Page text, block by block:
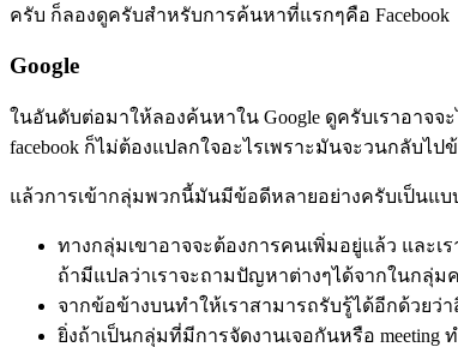
ครับ ก็ลองดูครับสำหรับการค้นหาที่แรกๆคือ Facebook
Google
ในอันดับต่อมาให้ลองค้นหาใน Google ดูครับเราอาจจ
facebook ก็ไม่ต้องแปลกใจอะไรเพราะมันจะวนกลับไป
แล้วการเข้ากลุ่มพวกนี้มันมีข้อดีหลายอย่างครับเป็นแบ
ทางกลุ่มเขาอาจจะต้องการคนเพิ่มอยู่แล้ว และเ
ถ้ามีแปลว่าเราจะถามปัญหาต่างๆได้จากในกลุ่ม
จากข้อข้างบนทำให้เราสามารถรับรู้ได้อีกด้วยว่
ยิ่งถ้าเป็นกลุ่มที่มีการจัดงานเจอกันหรือ meeting